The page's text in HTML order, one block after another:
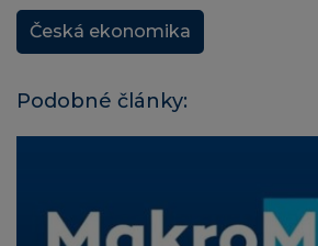
Česká ekonomika
Podobné články: